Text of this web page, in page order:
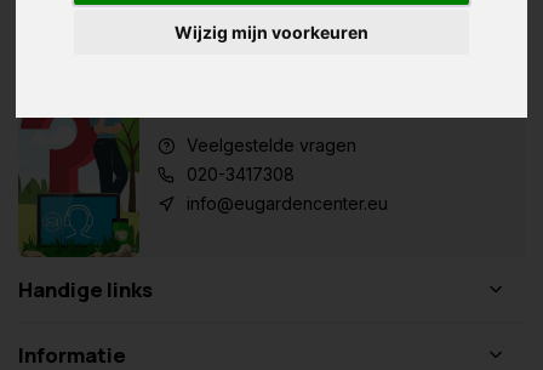
Wijzig mijn voorkeuren
Veelgestelde vragen
020-3417308
info@eugardencenter.eu
Handige links
Informatie